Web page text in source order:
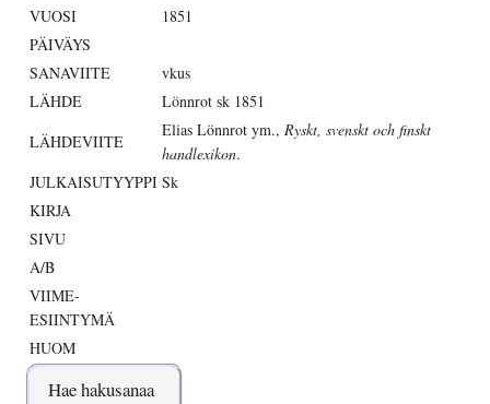
VUOSI
1851
PÄIVÄYS
SANAVIITE
vkus
LÄHDE
Lönnrot sk 1851
LÄHDEVIITE
Elias Lönnrot ym., Ryskt, svenskt och finskt
handlexikon.
JULKAISUTYYPPI Sk
KIRJA
SIVU
A/B
VIIME-
ESIINTYMÄ
HUOM
Hae hakusanaa